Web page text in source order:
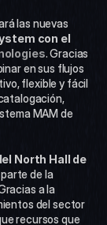
las nuevas
con el
. Gracias
en sus flujos
flexible y fácil
MAM de
North Hall de
de la
a la
del sector
recursos que